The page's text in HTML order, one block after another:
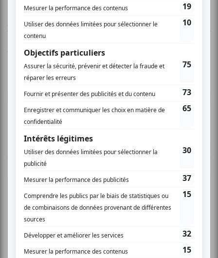
AUCUN COMMENTAIRE
Vous devez être connecté pour
donner un avis.
Connectez-vous ici.
TOUTES LES OFFRES